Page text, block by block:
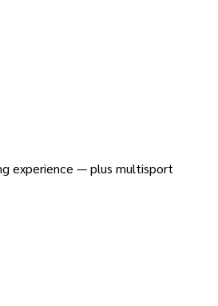
experience — plus multisport